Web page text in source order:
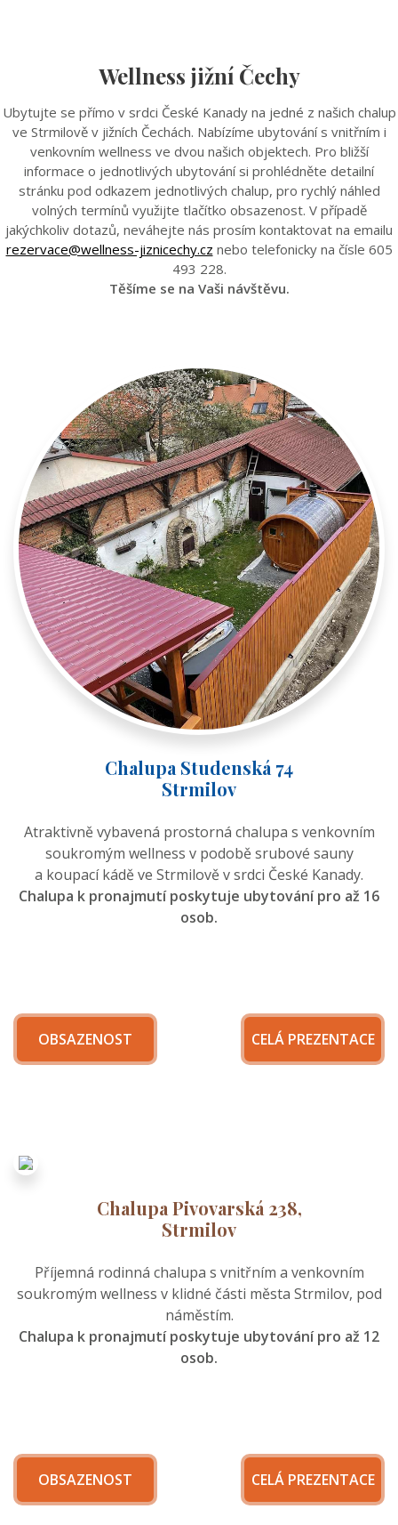
Wellness jižní Čechy
Ubytujte se přímo v srdci České Kanady na jedné z našich chalup
ve Strmilově v jižních Čechách. Nabízíme ubytování s vnitřním i
venkovním wellness ve dvou našich objektech. Pro bližší
informace o jednotlivých ubytování si prohlédněte detailní
stránku pod odkazem jednotlivých chalup, pro rychlý náhled
volných termínů využijte tlačítko obsazenost. V případě
jakýchkoliv dotazů, neváhejte nás prosím kontaktovat na emailu
rezervace@wellness-jiznicechy.cznebo telefonicky na čísle 605
493 228.
Těšíme se na Vaši návštěvu.
Chalupa Studenská 74
Strmilov
Atraktivně vybavená prostorná chalupa s venkovním
soukromým wellness v podobě srubové sauny
a koupací kádě ve Strmilově v srdci České Kanady.
Chalupa k pronajmutí poskytuje ubytování pro až 16
osob.
OBSAZENOST CELÁ PREZENTACE
Chalupa Pivovarská 238,
Strmilov
Příjemná rodinná chalupa s vnitřním a venkovním
soukromým wellness v klidné části města Strmilov, pod
náměstím.
Chalupa k pronajmutí poskytuje ubytování pro až 12
osob.
OBSAZENOST CELÁ PREZENTACE